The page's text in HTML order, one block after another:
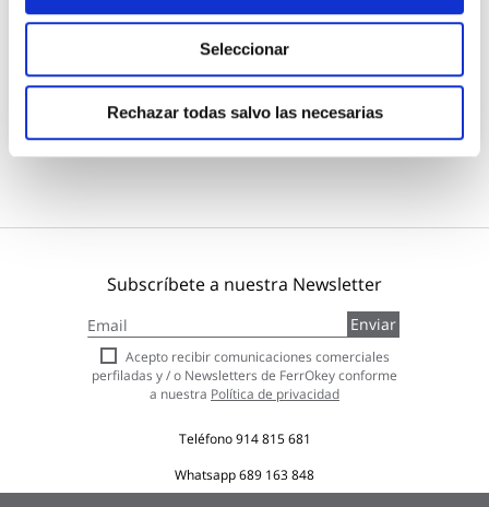
Seleccionar
Rechazar todas salvo las necesarias
17,10 €
Añadir al carrito
Subscríbete a nuestra Newsletter
a
nuestro
boletín
de
Enviar
Acepto recibir comunicaciones comerciales
perfiladas y / o Newsletters de FerrOkey conforme
a nuestra Política de privacidad
Teléfono914 815 681
Whatsapp689 163 848